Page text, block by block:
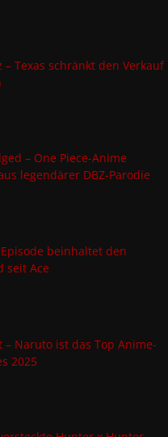
Texas schränkt den Verkauf
– One Piece-Anime
legendärer DBZ-Parodie
beinhaltet den
seit Ace
Naruto ist das Top Anime-
2025